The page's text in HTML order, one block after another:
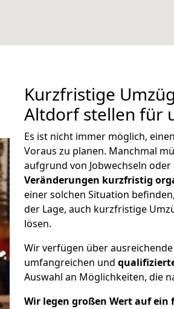
Kurzfristige
Altdorf stellen für
Es ist nicht immer möglich,
Voraus zu planen. Manchmal
aufgrund von Jobwechseln
Veränderungen kurzfristig
einer solchen Situation
der Lage, auch kurzfristige
lösen.
Wir verfügen über
umfangreichen und
Auswahl an Möglichkeiten, die
Wir legen großen Wert auf ein